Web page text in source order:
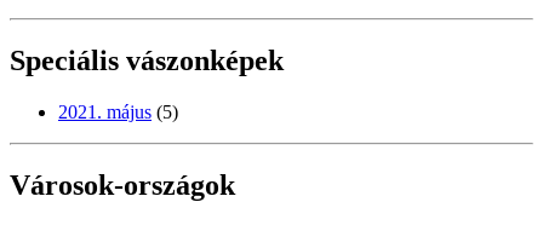
Speciális vászonképek
2021. május (5)
Városok-országok